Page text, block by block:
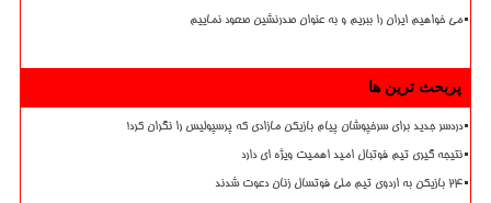
می خواهیم ایران را ببریم و به عنوان صدرنشین صعود نماییم
پربحث ترین ها
دردسر جدید برای سرخپوشان پیام بازیکن مازادی که پرسپولیس را نگران کرد!
نتیجه گیری تیم فوتبال امید اهمیت ویژه ای دارد
۲۴ بازیکن به اردوی تیم ملی فوتسال زنان دعوت شدند